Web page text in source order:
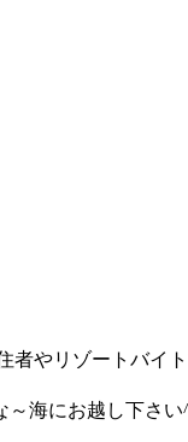
者やリゾートバイ
海にお越し下さ